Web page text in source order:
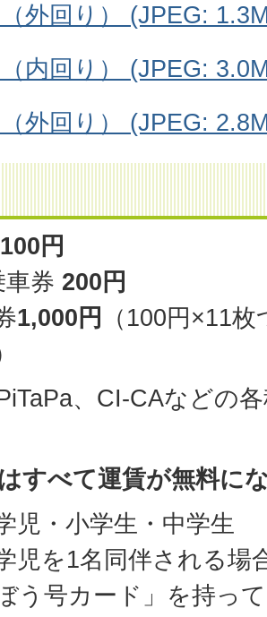
外回り） (JPEG:
内回り） (JPEG:
外回り） (JPEG:
100円
車券 200円
1,000円
（100円×11
、CI-CAなどの
すべて運賃が無料に
児・小学生・中学生
児を1名同伴される場
ぼう号カード」を持っ